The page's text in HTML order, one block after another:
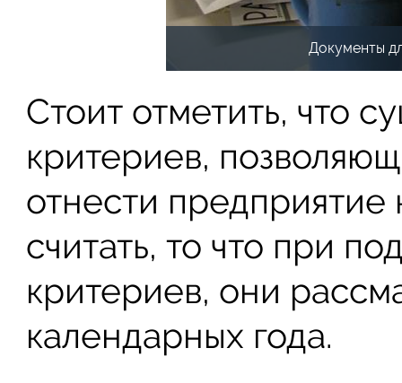
Документы
Стоит отметить, что
критериев,
отнести
считать, то что при
критериев, они
календарных года.